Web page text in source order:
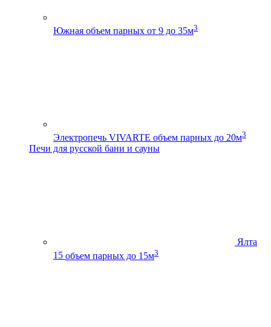
Южная объем парных от 9 до 35м3
Электропечь VIVARTE объем парных до 20м3
Печи для русской бани и сауны
Ялта
15 объем парных до 15м3